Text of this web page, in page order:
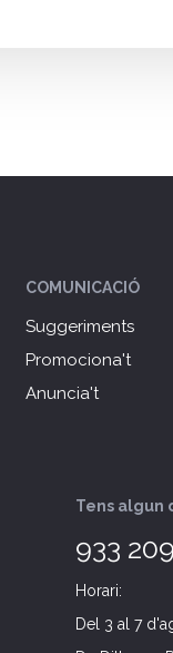
COMUNICACIÓ
Suggeriments
Promociona't
Anuncia't
Tens algun
933
Horari:
Del 3 al 7